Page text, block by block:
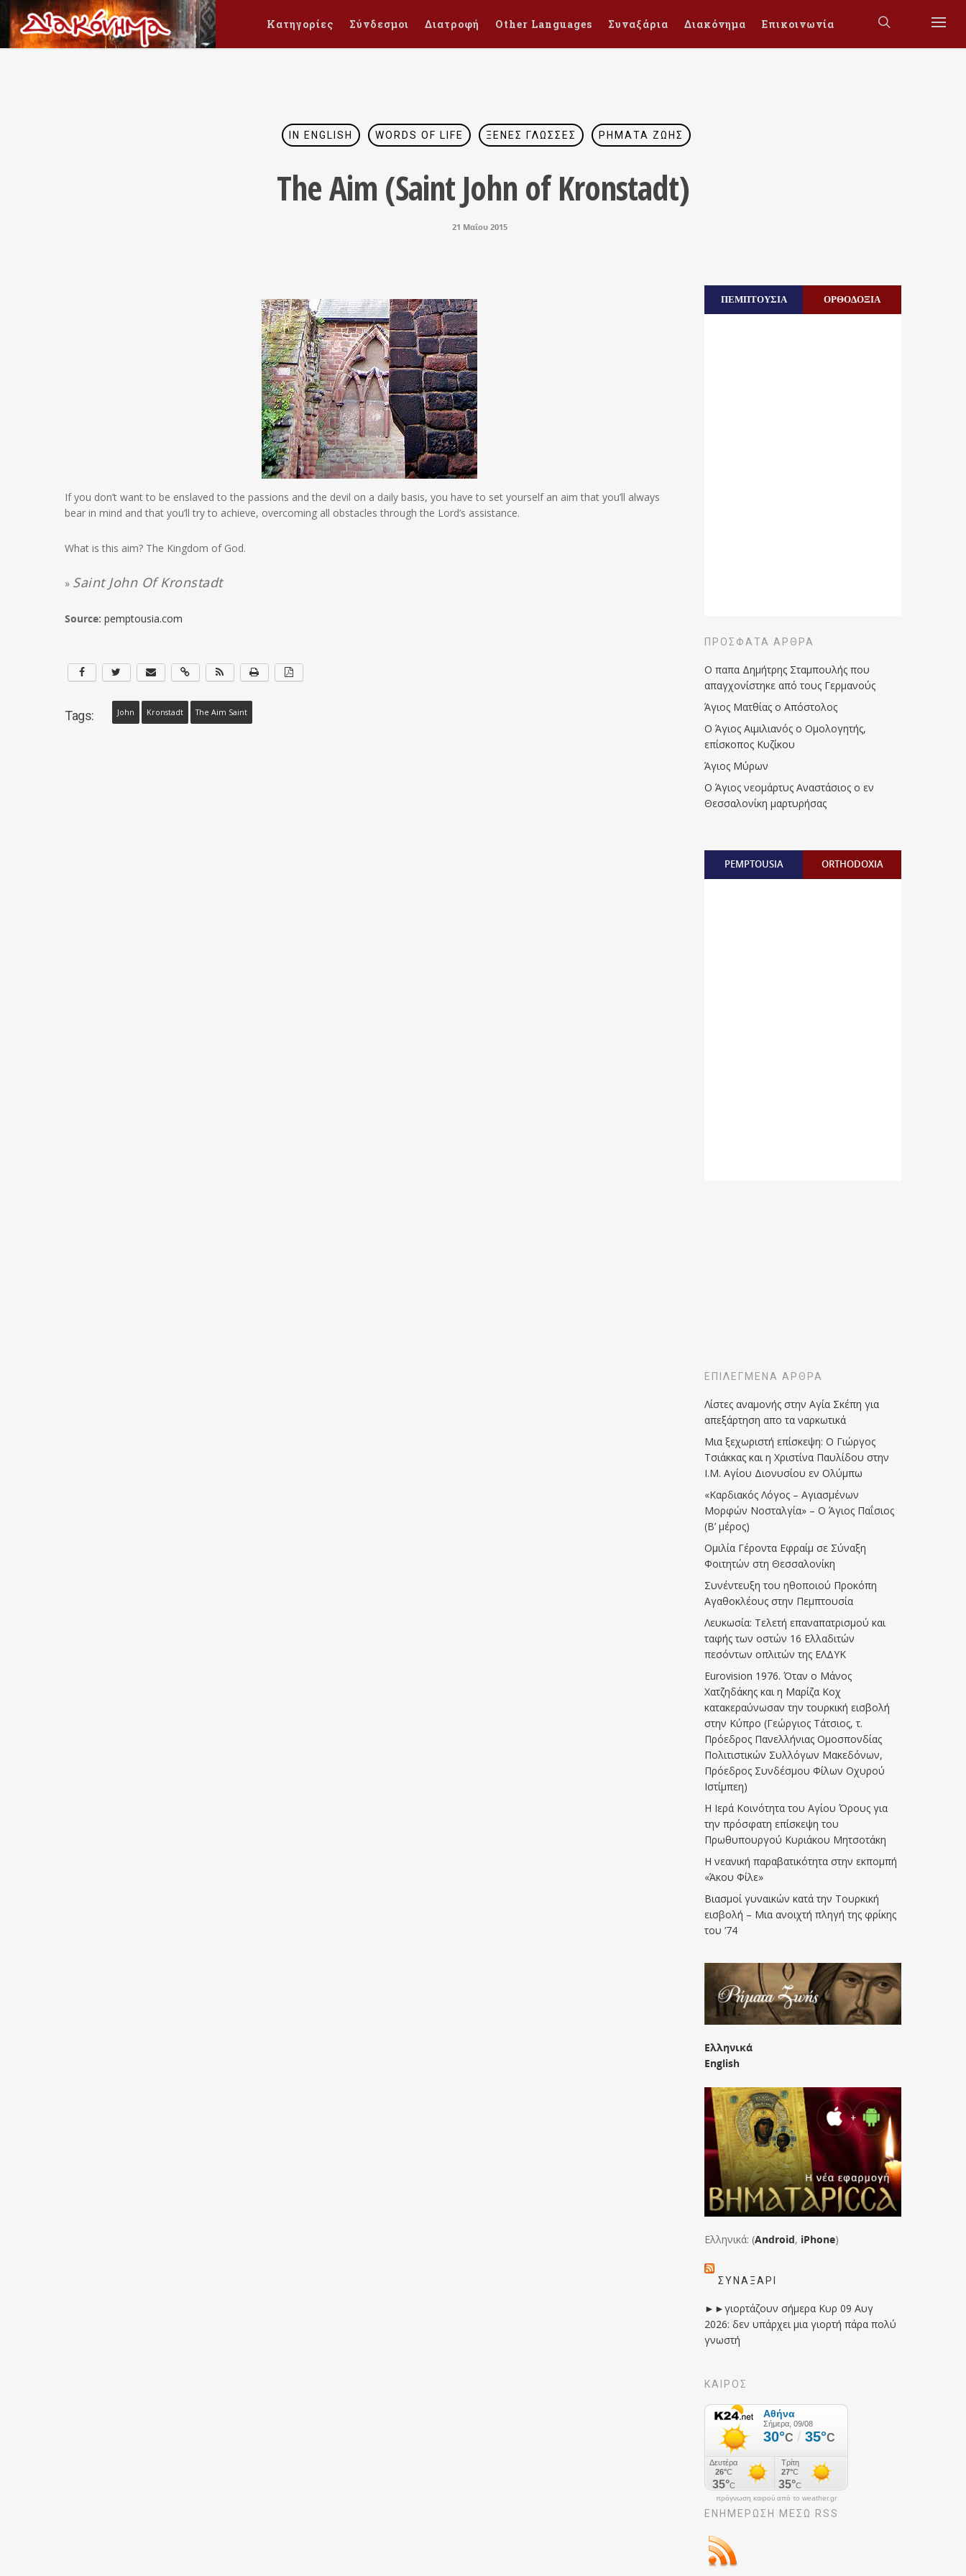
Κατηγορίες Σύνδεσμοι Διατροφή Other Languages Συναξάρια Διακόνημα Επικοινωνία
IN ENGLISH WORDS OF LIFE ΞΈΝΕΣ ΓΛΏΣΣΕΣ ΡΉΜΑΤΑ ΖΩΉΣ
The Aim (Saint John of Kronstadt)
21 Μαΐου 2015
If you don’t want to be enslaved to the passions and the devil on a daily basis, you have to set yourself an aim that you’ll always
bear in mind and that you’ll try to achieve, overcoming all obstacles through the Lord’s assistance.
What is this aim? The Kingdom of God.
» Saint John Of Kronstadt
Source: pemptousia.com
Tags: John Kronstadt The Aim Saint
ΠΕΜΠΤΟΥΣΙΑ ΟΡΘΟΔΟΞΙΑ
ΠΡΌΣΦΑΤΑ ΆΡΘΡΑ
Ο παπα Δημήτρης Σταμπουλής που
απαγχονίστηκε από τους Γερμανούς
Άγιος Ματθίας ο Απόστολος
Ο Άγιος Αιμιλιανός ο Ομολογητής,
επίσκοπος Κυζίκου
Άγιος Μύρων
Ο Άγιος νεομάρτυς Αναστάσιος ο εν
Θεσσαλονίκη μαρτυρήσας
PEMPTOUSIA ORTHODOXIA
ΕΠΙΛΕΓΜΈΝΑ ΆΡΘΡΑ
Λίστες αναμονής στην Αγία Σκέπη για
απεξάρτηση απο τα ναρκωτικά
Μια ξεχωριστή επίσκεψη: Ο Γιώργος
Τσιάκκας και η Χριστίνα Παυλίδου στην
Ι.Μ. Αγίου Διονυσίου εν Ολύμπω
«Καρδιακός Λόγος – Αγιασμένων
Μορφών Νοσταλγία» – Ο Άγιος Παΐσιος
(Β’ μέρος)
Ομιλία Γέροντα Εφραίμ σε Σύναξη
Φοιτητών στη Θεσσαλονίκη
Συνέντευξη του ηθοποιού Προκόπη
Αγαθοκλέους στην Πεμπτουσία
Λευκωσία: Τελετή επαναπατρισμού και
ταφής των οστών 16 Ελλαδιτών
πεσόντων οπλιτών της ΕΛΔΥΚ
Eurovision 1976. Όταν ο Μάνος
Χατζηδάκης και η Μαρίζα Κοχ
κατακεραύνωσαν την τουρκική εισβολή
στην Κύπρο (Γεώργιος Τάτσιος, τ.
Πρόεδρος Πανελλήνιας Ομοσπονδίας
Πολιτιστικών Συλλόγων Μακεδόνων,
Πρόεδρος Συνδέσμου Φίλων Οχυρού
Ιστίμπεη)
Η Ιερά Κοινότητα του Αγίου Όρους για
την πρόσφατη επίσκεψη του
Πρωθυπουργού Κυριάκου Μητσοτάκη
Η νεανική παραβατικότητα στην εκπομπή
«Άκου Φίλε»
Βιασμοί γυναικών κατά την Τουρκική
εισβολή – Μια ανοιχτή πληγή της φρίκης
του ’74
Ελληνικά
English
Ελληνικά: (Android, iPhone)
ΣΥΝΑΞΆΡΙ
►►γιορτάζουν σήμερα Κυρ 09 Αυγ
2026: δεν υπάρχει μια γιορτή πάρα πολύ
γνωστή
ΚΑΙΡΟΣ
πρόγνωση καιρού από το weather.gr
ΕΝΗΜΈΡΩΣΉ ΜΕΣΩ RSS